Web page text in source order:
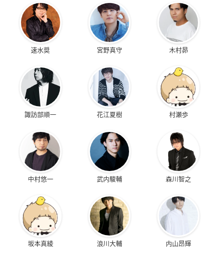
速水奨 宮野真守 木村昴
諏訪部順一 花江夏樹 村瀬歩
中村悠一 武内駿輔 森川智之
坂本真綾 浪川大輔 内山昂輝